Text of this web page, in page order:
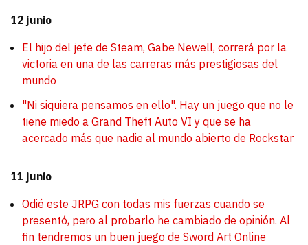
12 junio
El hijo del jefe de Steam, Gabe Newell, correrá por la
victoria en una de las carreras más prestigiosas del
mundo
"Ni siquiera pensamos en ello". Hay un juego que no le
tiene miedo a Grand Theft Auto VI y que se ha
acercado más que nadie al mundo abierto de Rockstar
11 junio
Odié este JRPG con todas mis fuerzas cuando se
presentó, pero al probarlo he cambiado de opinión. Al
fin tendremos un buen juego de Sword Art Online